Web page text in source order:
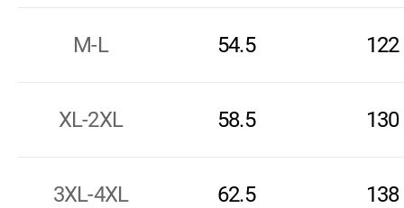
M-L 54.5 122
XL-2XL 58.5 130
3XL-4XL 62.5 138